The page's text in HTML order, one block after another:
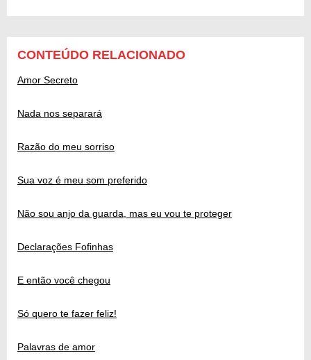
CONTEÚDO RELACIONADO
Amor Secreto
Nada nos separará
Razão do meu sorriso
Sua voz é meu som preferido
Não sou anjo da guarda, mas eu vou te proteger
Declarações Fofinhas
E então você chegou
Só quero te fazer feliz!
Palavras de amor